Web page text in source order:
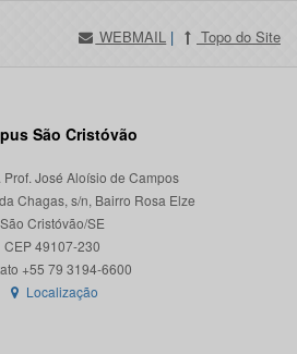
WEBMAIL | Topo do Site
São Cristóvão
Prof. José Aloísio de Campos
Chagas, s/n, Bairro Rosa Elze
São Cristóvão/SE
CEP 49107-230
Localização